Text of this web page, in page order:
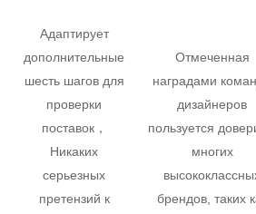
Адаптирует
дополнительные
шесть шагов для
проверки
поставок，
Никаких
серьезных
претензий к
Отмеченная
наградами
дизайнеров
пользуется
многих
брендов, таких